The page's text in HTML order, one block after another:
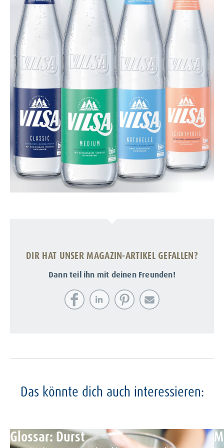
DIR HAT UNSER MAGAZIN-ARTIKEL GEFALLEN?
Dann teil ihn mit deinen Freunden!
Das könnte dich auch interessieren:
Glossar: Durst